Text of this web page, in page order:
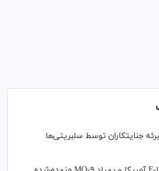
جنایتکاران توسط سلبریتی‌ها